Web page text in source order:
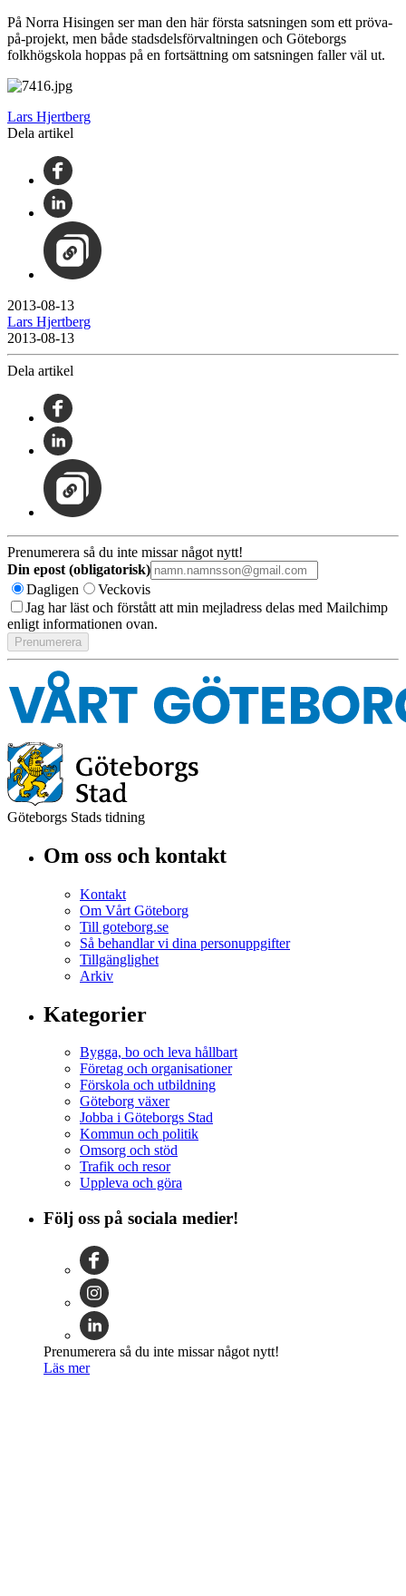
På Norra Hisingen ser man den här första satsningen som ett pröva-
på-projekt, men både stadsdelsförvaltningen och Göteborgs
folkhögskola hoppas på en fortsättning om satsningen faller väl ut.
Lars Hjertberg
Dela artikel
2013-08-13
Lars Hjertberg
2013-08-13
Dela artikel
Prenumerera så du inte missar något nytt!
Din epost (obligatorisk)
Dagligen
Veckovis
Jag har läst och förstått att min mejladress delas med Mailchimp
enligt informationen ovan.
Göteborgs Stads tidning
Om oss och kontakt
Kontakt
Om Vårt Göteborg
Till goteborg.se
Så behandlar vi dina personuppgifter
Tillgänglighet
Arkiv
Kategorier
Bygga, bo och leva hållbart
Företag och organisationer
Förskola och utbildning
Göteborg växer
Jobba i Göteborgs Stad
Kommun och politik
Omsorg och stöd
Trafik och resor
Uppleva och göra
Följ oss på sociala medier!
Prenumerera så du inte missar något nytt!
Läs mer